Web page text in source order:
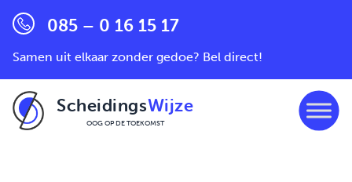
085 – 0 16 15 17
Samen uit elkaar zonder gedoe? Bel direct!
ScheidingsWijze
OOG OP DE TOEKOMST